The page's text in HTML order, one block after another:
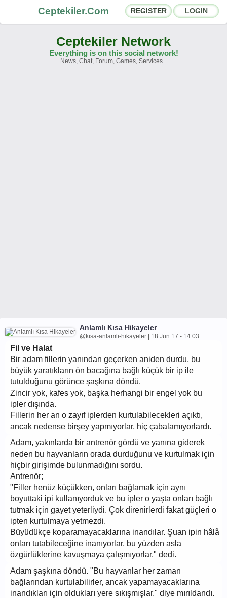
Ceptekiler.Com REGISTER LOGIN
Ceptekiler Network
Everything is on this social network!
News, Chat, Forum, Games, Services...
Anlamlı Kısa Hikayeler
@kisa-anlamli-hikayeler | 18 Jun 17 - 14:03
Fil ve Halat
Bir adam fillerin yanından geçerken aniden durdu, bu
büyük yaratıkların ön bacağına bağlı küçük bir ip ile
tutulduğunu görünce şaşkına döndü.
Zincir yok, kafes yok, başka herhangi bir engel yok bu
ipler dışında.
Fillerin her an o zayıf iplerden kurtulabilecekleri açıktı,
ancak nedense birşey yapmıyorlar, hiç çabalamıyorlardı.
Adam, yakınlarda bir antrenör gördü ve yanına giderek
neden bu hayvanların orada durduğunu ve kurtulmak için
hiçbir girişimde bulunmadığını sordu.
Antrenör;
"Filler henüz küçükken, onları bağlamak için aynı
boyuttaki ipi kullanıyorduk ve bu ipler o yaşta onları bağlı
tutmak için gayet yeterliydi. Çok direnirlerdi fakat güçleri o
ipten kurtulmaya yetmezdi.
Büyüdükçe koparamayacaklarına inandılar. Şuan ipin hâlâ
onları tutabileceğine inanıyorlar, bu yüzden asla
özgürlüklerine kavuşmaya çalışmıyorlar." dedi.
Adam şaşkına döndü. "Bu hayvanlar her zaman
bağlarından kurtulabilirler, ancak yapamayacaklarına
inandıkları için oldukları yere sıkışmışlar." diye mırıldandı.